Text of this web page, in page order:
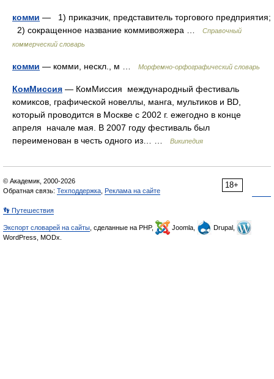
комми — 1) приказчик, представитель торгового предприятия;
2) сокращенное название коммивояжера …
Справочный
коммерческий словарь
комми — комми, нескл., м … Морфемно-орфографический словарь
КомМиссия — КомМиссия международный фестиваль
комиксов, графической новеллы, манга, мультиков и BD,
который проводится в Москве с 2002 г. ежегодно в конце
апреля начале мая. В 2007 году фестиваль был
переименован в честь одного из… …
Википедия
18+
© Академик, 2000-2026
Обратная связь: Техподдержка Реклама на сайте
👣 Путешествия
Экспорт словарей на сайты , сделанные на PHP, Joomla,
Drupal,
WordPress, MODx.